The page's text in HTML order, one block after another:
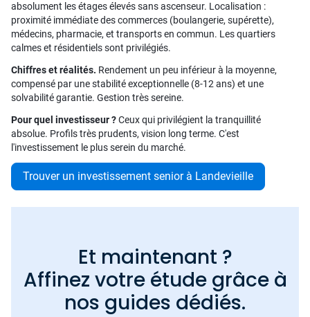
absolument les étages élevés sans ascenseur. Localisation :
proximité immédiate des commerces (boulangerie, supérette),
médecins, pharmacie, et transports en commun. Les quartiers
calmes et résidentiels sont privilégiés.
Chiffres et réalités. Rendement un peu inférieur à la moyenne,
compensé par une stabilité exceptionnelle (8-12 ans) et une
solvabilité garantie. Gestion très sereine.
Pour quel investisseur ?Ceux qui privilégient la tranquillité
absolue. Profils très prudents, vision long terme. C'est
l'investissement le plus serein du marché.
Trouver un investissement senior à Landevieille
Et maintenant ?
Affinez votre étude grâce à
nos guides dédiés.